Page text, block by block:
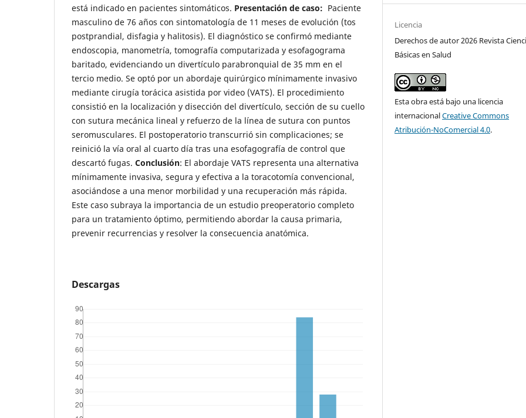
está indicado en pacientes sintomáticos. Presentación de caso: Paciente
masculino de 76 años con sintomatología de 11 meses de evolución (tos
postprandial, disfagia y halitosis). El diagnóstico se confirmó mediante
endoscopia, manometría, tomografía computarizada y esofagograma
baritado, evidenciando un divertículo parabronquial de 35 mm en el
tercio medio. Se optó por un abordaje quirúrgico mínimamente invasivo
mediante cirugía torácica asistida por video (VATS). El procedimiento
consistió en la localización y disección del divertículo, sección de su cuello
con sutura mecánica lineal y refuerzo de la línea de sutura con puntos
seromusculares. El postoperatorio transcurrió sin complicaciones; se
reinició la vía oral al cuarto día tras una esofagografía de control que
descartó fugas. Conclusión: El abordaje VATS representa una alternativa
mínimamente invasiva, segura y efectiva a la toracotomía convencional,
asociándose a una menor morbilidad y una recuperación más rápida.
Este caso subraya la importancia de un estudio preoperatorio completo
para un tratamiento óptimo, permitiendo abordar la causa primaria,
prevenir recurrencias y resolver la consecuencia anatómica.
Descargas
Licencia
Derechos de autor 2026 Revista
Básicas en Salud
Esta obra está bajo una licencia
internacionalCreative Commons
Atribución-NoComercial 4.0.